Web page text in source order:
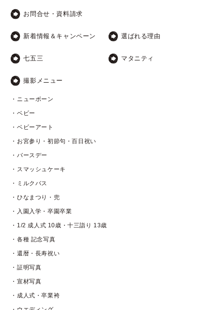
お問合せ・資料請求
新着情報＆キャンペーン 選ばれる理由
七五三 マタニティ
撮影メニュー
・ニューボーン
・ベビー
・ベビーアート
・お宮参り・初節句・百日祝い
・バースデー
・スマッシュケーキ
・ミルクバス
・ひなまつり・兜
・入園入学・卒園卒業
・1/2 成人式 10歳・十三詣り 13歳
・各種 記念写真
・還暦・長寿祝い
・証明写真
・宣材写真
・成人式・卒業袴